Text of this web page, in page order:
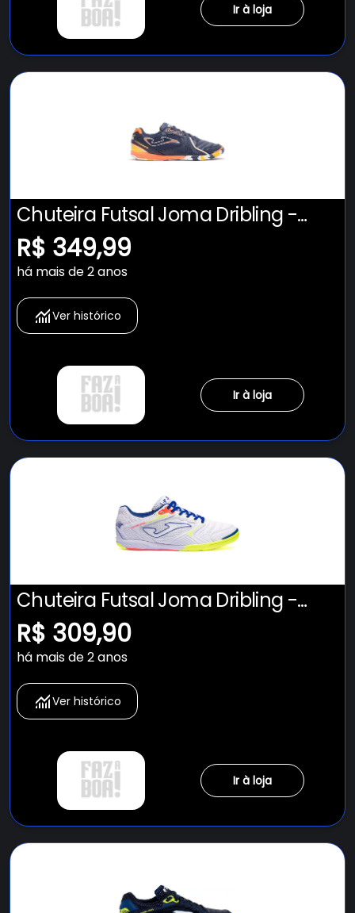
Ir à loja
Chuteira Futsal Joma Dribling -
Adulto
R$ 349,99
há mais de 2 anos
Ver histórico
Ir à loja
Chuteira Futsal Joma Dribling -
Adulto
R$ 309,90
há mais de 2 anos
Ver histórico
Ir à loja